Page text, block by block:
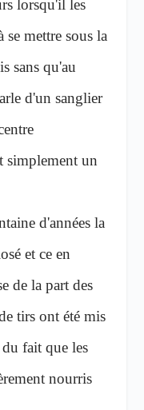
lorsqu'il les
mettre sous la
sans qu'au
d'un sanglier
simplement un
d'années la
et ce en
de la part des
tirs ont été mis
fait que les
nourris